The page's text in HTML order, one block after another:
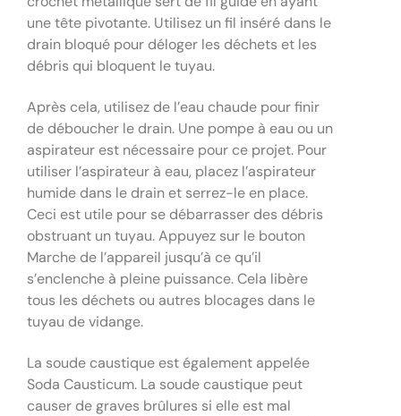
une tête pivotante. Utilisez un fil inséré dans le
drain bloqué pour déloger les déchets et les
débris qui bloquent le tuyau.
Après cela, utilisez de l’eau chaude pour finir
de déboucher le drain. Une pompe à eau ou un
aspirateur est nécessaire pour ce projet. Pour
utiliser l’aspirateur à eau, placez l’aspirateur
humide dans le drain et serrez-le en place.
Ceci est utile pour se débarrasser des débris
obstruant un tuyau. Appuyez sur le bouton
Marche de l’appareil jusqu’à ce qu’il
s’enclenche à pleine puissance. Cela libère
tous les déchets ou autres blocages dans le
tuyau de vidange.
La soude caustique est également appelée
Soda Causticum. La soude caustique peut
causer de graves brûlures si elle est mal